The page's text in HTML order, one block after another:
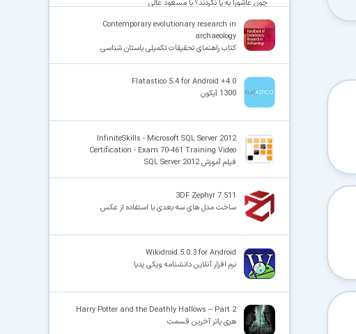
چون عاشورا به پا نکردند؟ با مسعود عالی
Contemporary evolutionary research in
archaeology
کتاب راهنمای تحقیقات تکمیلی باستان شناسی
Flatastico 5.4 for Android +4.0
1300 آیکون
InfiniteSkills - Microsoft SQL Server 2012
Certification - Exam 70-461 Training Video
فیلم آموزش SQL Server 2012
3DF Zephyr 7.511
ساخت مدل های سه بعدی با استفاده از عکس
Wikidroid 5.0.3 for Android
نرم افزار آنلاین دانشنامه ویکی پدیا
Harry Potter and the Deathly Hallows – Part 2
هری پاتر آخرین قسمت